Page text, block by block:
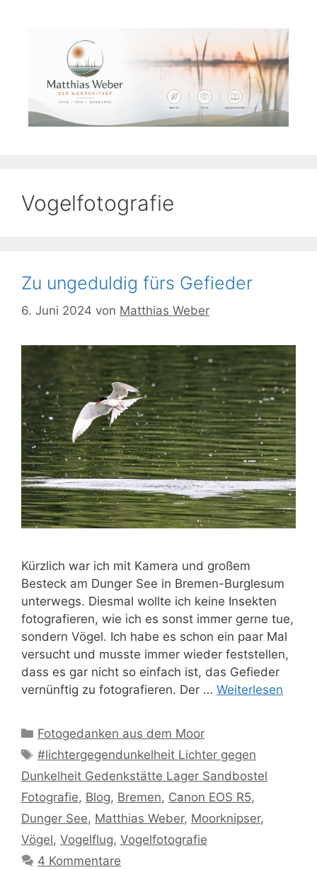
Vogelfotografie
Zu ungeduldig fürs Gefieder
6. Juni 2024 von Matthias Weber
Kürzlich war ich mit Kamera und großem
Besteck am Dunger See in Bremen-Burglesum
unterwegs. Diesmal wollte ich keine Insekten
fotografieren, wie ich es sonst immer gerne tue,
sondern Vögel. Ich habe es schon ein paar Mal
versucht und musste immer wieder feststellen,
dass es gar nicht so einfach ist, das Gefieder
vernünftig zu fotografieren. Der … Weiterlesen
Kategorien
Fotogedanken aus dem Moor
Schlagwörter
#lichtergegendunkelheit Lichter gegen
Dunkelheit Gedenkstätte Lager Sandbostel
Fotografie, Blog, Bremen, Canon EOS R5,
Dunger See, Matthias Weber, Moorknipser,
Vögel, Vogelflug, Vogelfotografie
4 Kommentare